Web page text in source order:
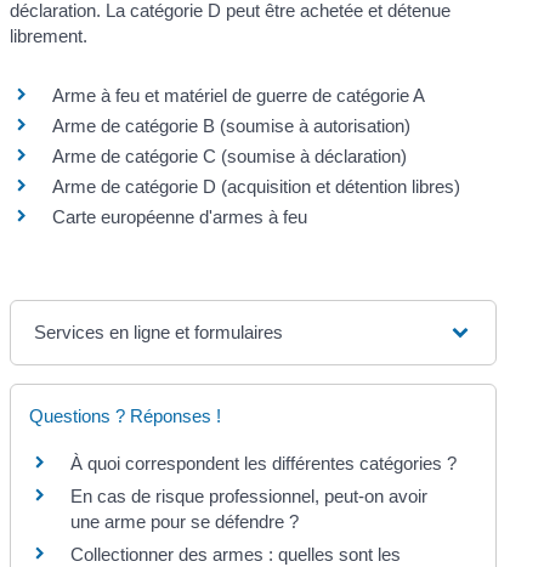
déclaration. La catégorie D peut être achetée et détenue
librement.
Arme à feu et matériel de guerre de catégorie A
Arme de catégorie B (soumise à autorisation)
Arme de catégorie C (soumise à déclaration)
Arme de catégorie D (acquisition et détention libres)
Carte européenne d'armes à feu
Services en ligne et formulaires
Questions ? Réponses !
À quoi correspondent les différentes catégories ?
En cas de risque professionnel, peut-on avoir
une arme pour se défendre ?
Collectionner des armes : quelles sont les